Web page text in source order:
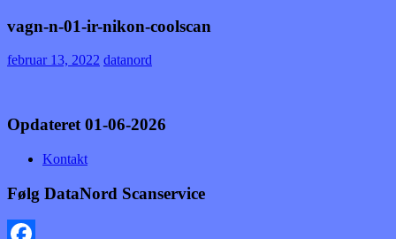
vagn-n-01-ir-nikon-coolscan
februar 13, 2022 datanord
Opdateret 01-06-2026
Kontakt
Følg DataNord Scanservice